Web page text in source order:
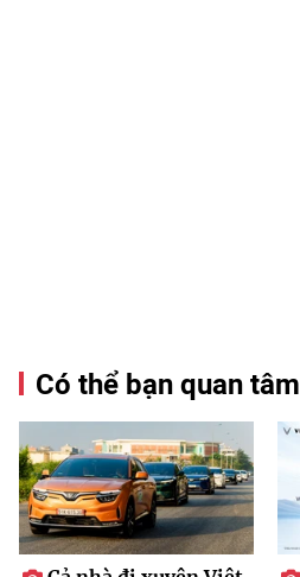
Có thể bạn quan tâm